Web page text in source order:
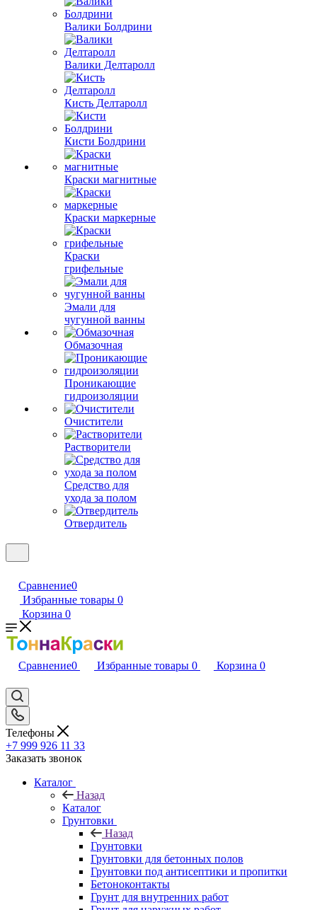
Валики Болдрини
Валики Делтаролл
Кисть Делтаролл
Кисти Болдрини
Краски магнитные
Краски маркерные
Краски
грифельные
Эмали для
чугунной ванны
Обмазочная
Проникающие
гидроизоляции
Очистители
Растворители
Средство для
ухода за полом
Отвердитель
Сравнение0
Избранные товары 0
Корзина 0
Сравнение0 Избранные товары 0 Корзина 0
Телефоны
+7 999 926 11 33
Заказать звонок
Каталог
Назад
Каталог
Грунтовки
Назад
Грунтовки
Грунтовки для бетонных полов
Грунтовки под антисептики и пропитки
Бетоноконтакты
Грунт для внутренних работ